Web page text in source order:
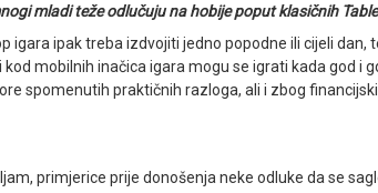
mladi teže odlučuju na hobije poput klasičnih
ipak treba izdvojiti jedno popodne ili cijeli dan,
mobilnih inačica igara mogu se igrati kada god i
spomenutih praktičnih razloga, ali i zbog
primjerice prije donošenja neke odluke da se